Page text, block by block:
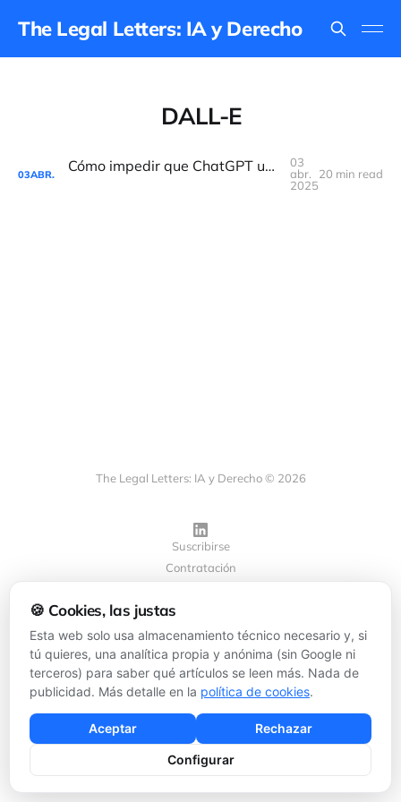
The Legal Letters: IA y Derecho
DALL-E
03ABR. Cómo impedir que ChatGPT use tu imagen en su nuevo generador
03
abr.
2025
20 min read
The Legal Letters: IA y Derecho © 2026
Suscribirse
Contratación
Configurar cookies
Powered byGhost
🍪 Cookies, las justas
Esta web solo usa almacenamiento técnico necesario y, si
tú quieres, una analítica propia y anónima (sin Google ni
terceros) para saber qué artículos se leen más. Nada de
publicidad. Más detalle en la política de cookies.
Aceptar Rechazar
Configurar